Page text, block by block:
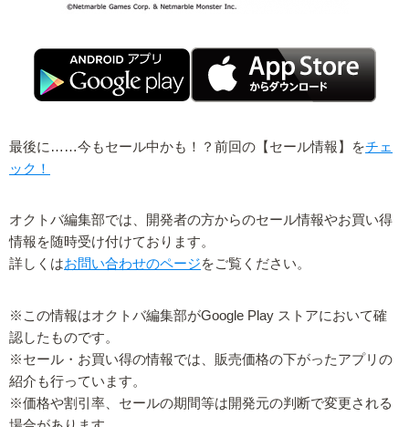
最後に……今もセール中かも！？前回の【セール情報】をチェ
ック！
オクトバ編集部では、開発者の方からのセール情報やお買い得
情報を随時受け付けております。
詳しくはお問い合わせのページをご覧ください。
※この情報はオクトバ編集部がGoogle Play ストアにおいて確
認したものです。
※セール・お買い得の情報では、販売価格の下がったアプリの
紹介も行っています。
※価格や割引率、セールの期間等は開発元の判断で変更される